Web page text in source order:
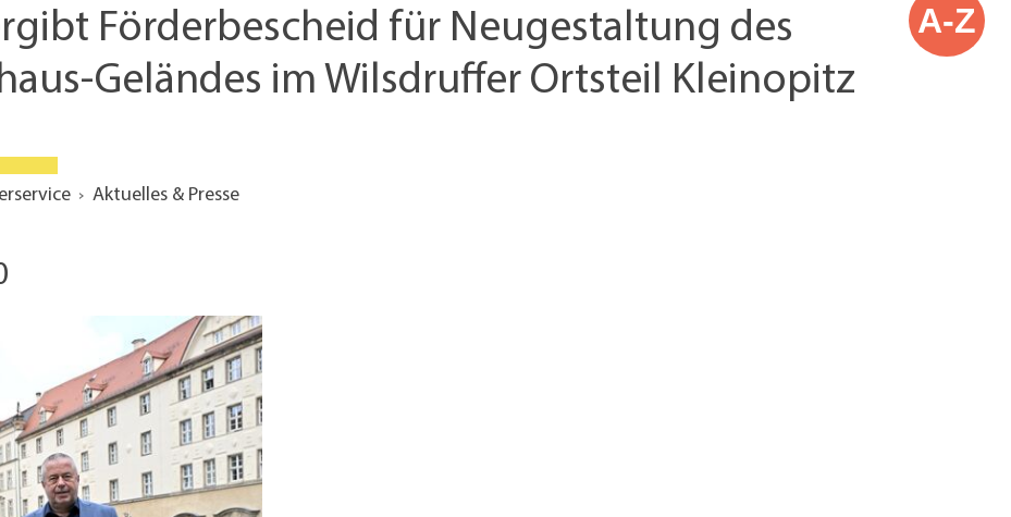
Förderbescheid für Neugestaltung des
Geländes im Wilsdruffer Ortsteil Kleinopitz
Aktuelles & Presse
A-Z